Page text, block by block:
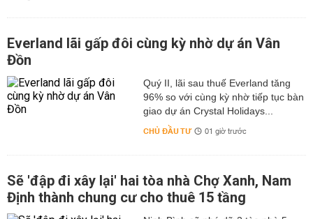
Everland lãi gấp đôi cùng kỳ nhờ dự án Vân
Đồn
Quý II, lãi sau thuế Everland tăng
96% so với cùng kỳ nhờ tiếp tục bàn
giao dự án Crystal Holidays...
CHỦ ĐẦU TƯ 01 giờ trước
Sẽ 'đập đi xây lại' hai tòa nhà Chợ Xanh, Nam
Định thành chung cư cho thuê 15 tầng